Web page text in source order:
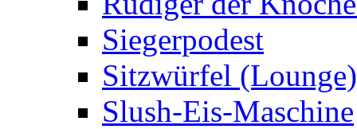
Siegerpodest
Sitzwürfel (Lounge)
Slush-Eis-Maschine